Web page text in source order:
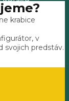
krabice
v
svojich predstáv.